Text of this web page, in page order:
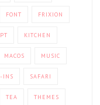
FONT FRIXION
KITCHEN
MACOS MUSIC
INS SAFARI
TEA THEMES